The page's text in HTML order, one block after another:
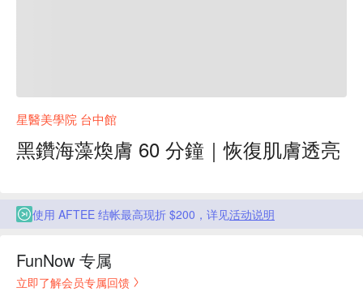
星醫美學院 台中館
黑鑽海藻煥膚 60 分鐘｜恢復肌膚透亮
使用 AFTEE 结帐最高现折 $200，详见活动说明
FunNow 专属
立即了解会员专属回馈